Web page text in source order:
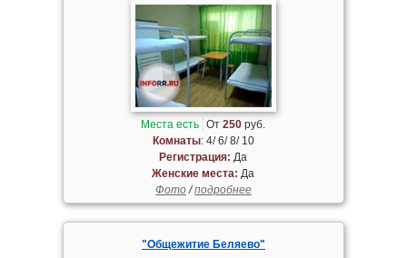
Места есть От250 руб.
Комнаты: 4/ 6/ 8/ 10
Регистрация: Да
Женские места: Да
Фото/подробнее
"Общежитие Беляево"